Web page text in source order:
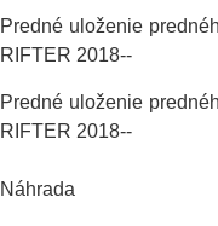
Predné uloženie
RIFTER 2018--
Predné uloženie
RIFTER 2018--
Náhrada